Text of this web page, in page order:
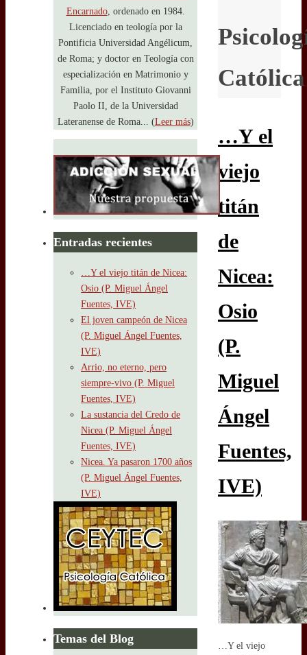
Católica
…Y el
viejo
titán
de
Nicea:
Osio
(P.
Miguel
Ángel
Fuentes,
IVE)
…Y el viejo
Encarnado, ordenado en 1984.
Licenciado en teología por la
Pontificia Universidad Angélicum,
de Roma; y doctor en Teología con
especialización en Matrimonio y
Familia, por el Instituto Giovanni
Paolo II, de la Universidad
Lateranense de Roma... (Leer más)
Entradas recientes
…Y el viejo titán de Nicea:
Osio (P. Miguel Ángel
Fuentes, IVE)
El joven campeón de Nicea
(P. Miguel Ángel Fuentes,
IVE)
Arrio, no eterno, pero
siempre-vivo (P. Miguel
Fuentes, IVE)
La sustancia del Credo de
Nicea (P. Miguel Ángel
Fuentes, IVE)
Nicea. Ya pasaron 1700 años
(P. Miguel Ángel Fuentes,
IVE)
Temas del Blog